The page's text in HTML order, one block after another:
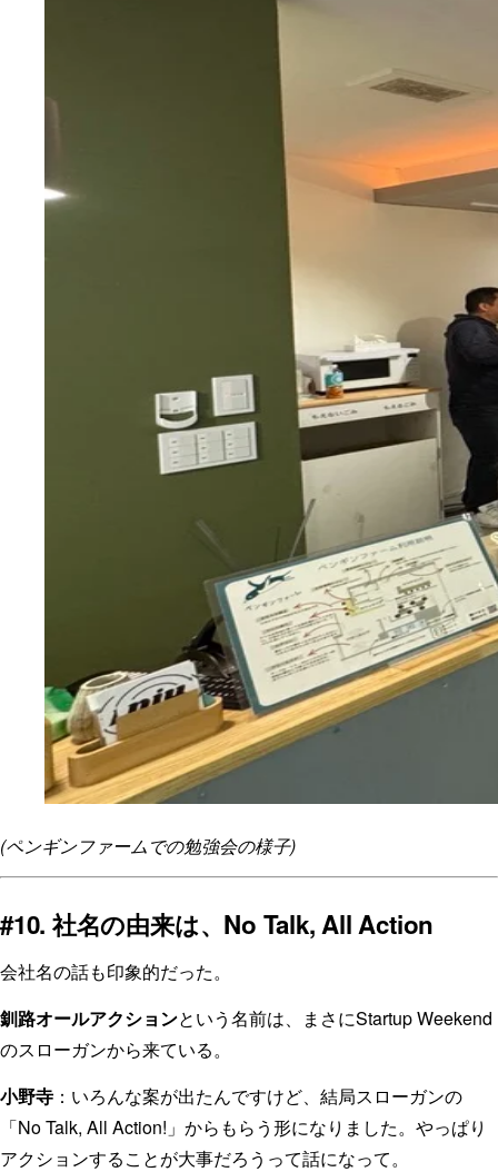
(ペンギンファームでの勉強会の様子)
#10. 社名の由来は、No Talk, All Action
会社名の話も印象的だった。
釧路オールアクションという名前は、まさにStartup Weekend
のスローガンから来ている。
小野寺 ：いろんな案が出たんですけど、結局スローガンの
「No Talk, All Action!」からもらう形になりました。やっぱり
アクションすることが大事だろうって話になって。